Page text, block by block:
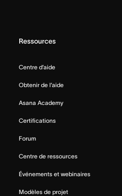
Ressources
Centre d’aide
Obtenir de l’aide
Asana Academy
Certifications
Forum
Centre de ressources
Événements et webinaires
Modèles de projet